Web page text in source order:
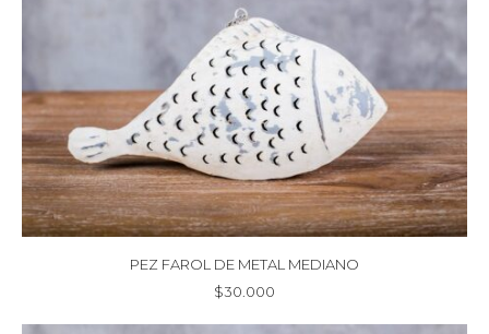
PEZ FAROL DE METAL MEDIANO
$30.000